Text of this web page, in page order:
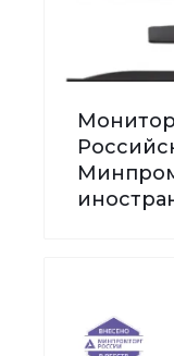
Монитор